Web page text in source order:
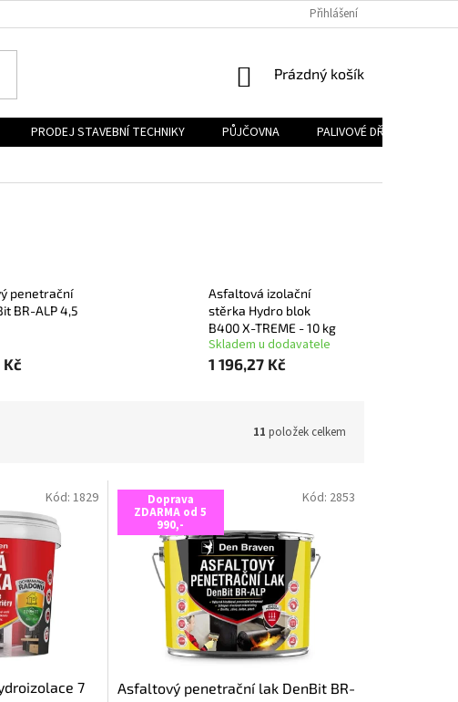
Přihlášení
NÁKUPNÍ
Prázdný košík
PRODEJ STAVEBNÍ TECHNIKY PŮJČOVNA PALIVOVÉ DŘEVO
penetrační
BR-ALP 4,5
Kč
Asfaltová izolační
stěrka Hydro blok
B400 X-TREME - 10 kg
Skladem u dodavatele
1 196,27 Kč
11 položek celkem
7
Kód: 1829 Doprava
ZDARMA od 5
990,-
Asfaltový penetrační lak DenBit BR-
Kód: 2853